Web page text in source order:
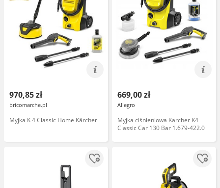
970,85 zł
bricomarche.pl
Myjka K 4 Classic Home Kärcher
669,00 zł
Allegro
Myjka ciśnieniowa Karcher K4
Classic Car 130 Bar 1.679-422.0